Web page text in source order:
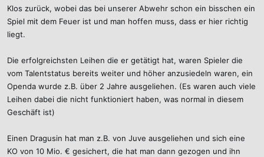
Klos zurück, wobei das bei unserer Abwehr schon ein bisschen ein
Spiel mit dem Feuer ist und man hoffen muss, dass er hier richtig
liegt.
Die erfolgreichsten Leihen die er getätigt hat, waren Spieler die
vom Talentstatus bereits weiter und höher anzusiedeln waren, ein
Openda wurde z.B. über 2 Jahre ausgeliehen. (Es waren auch viele
Leihen dabei die nicht funktioniert haben, was normal in diesem
Geschäft ist)
Einen Dragusin hat man z.B. von Juve ausgeliehen und sich eine
KO von 10 Mio. € gesichert, die hat man dann gezogen und ihn